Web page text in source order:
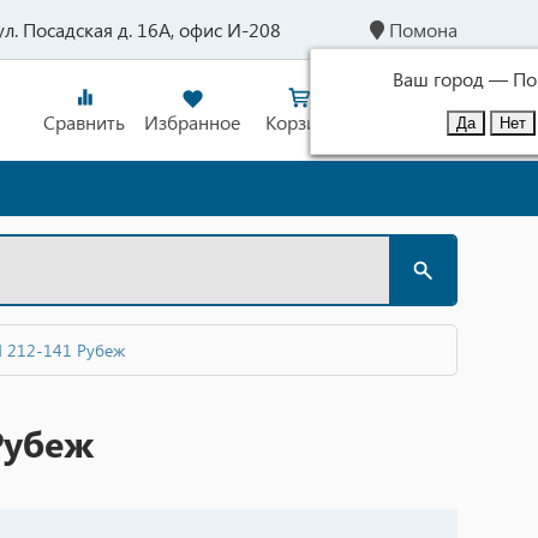
Посадская д. 16А, офис И-208
Помона
Ваш город —
Сравнить
Избранное Корзина
212-141 Рубеж